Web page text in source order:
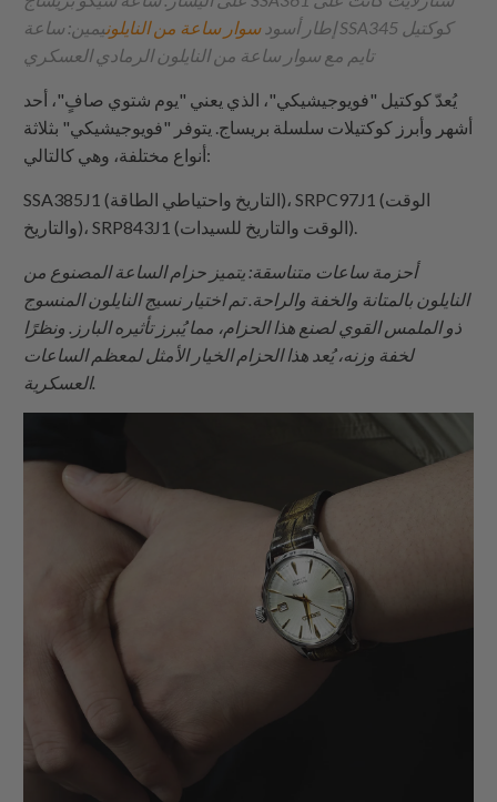
إطار أسودسوار ساعة من النايلونيمين: ساعة SSA345 كوكتيل
تايم مع سوار ساعة من النايلون الرمادي العسكري
يُعدّ كوكتيل "فويوجيشيكي"، الذي يعني "يوم شتوي صافٍ"، أحد
أشهر وأبرز كوكتيلات سلسلة بريساج. يتوفر "فويوجيشيكي" بثلاثة
أنواع مختلفة، وهي كالتالي:
SSA385J1 (التاريخ واحتياطي الطاقة)، ​​SRPC97J1 (الوقت
والتاريخ)، SRP843J1 (الوقت والتاريخ للسيدات).
أحزمة ساعات متناسقة: يتميز حزام الساعة المصنوع من
النايلون بالمتانة والخفة والراحة. تم اختيار نسيج النايلون المنسوج
ذو الملمس القوي لصنع هذا الحزام، مما يُبرز تأثيره البارز. ونظرًا
لخفة وزنه، يُعد هذا الحزام الخيار الأمثل لمعظم الساعات
العسكرية.